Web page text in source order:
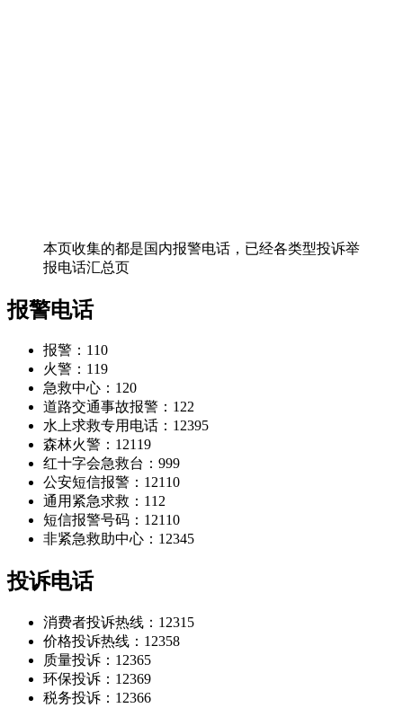
本页收集的都是国内报警电话，已经各类型投诉举
报电话汇总页
报警电话
报警：110
火警：119
急救中心：120
道路交通事故报警：122
水上求救专用电话：12395
森林火警：12119
红十字会急救台：999
公安短信报警：12110
通用紧急求救：112
短信报警号码：12110
非紧急救助中心：12345
投诉电话
消费者投诉热线：12315
价格投诉热线：12358
质量投诉：12365
环保投诉：12369
税务投诉：12366